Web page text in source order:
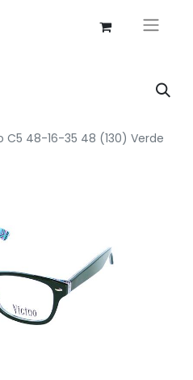
C5 48-16-35 48 (130) Verde